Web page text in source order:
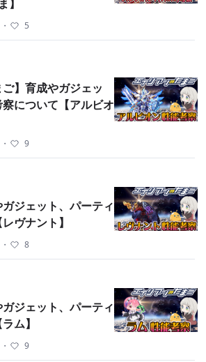
・ 5
ご】育成やガジェッ
について【アルビオ
・ 9
ガジェット、パーティ
ヴナント】
・ 8
ガジェット、パーティ
ム】
・ 9